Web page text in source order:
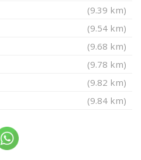
(9.39 km)
(9.54 km)
(9.68 km)
(9.78 km)
(9.82 km)
(9.84 km)